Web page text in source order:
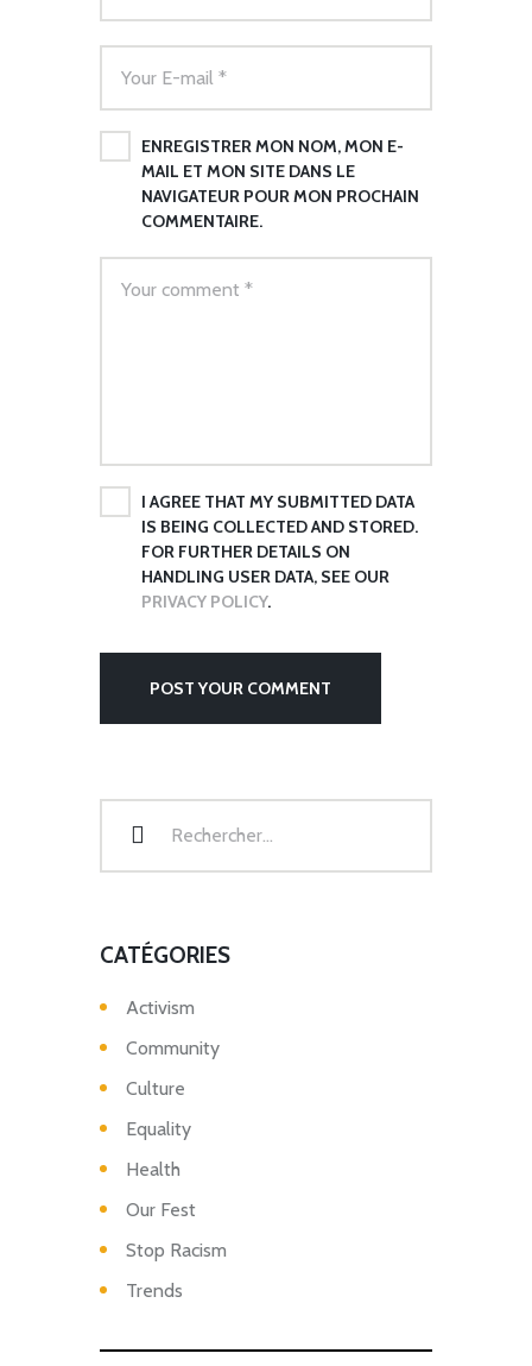
ENREGISTRER MON NOM, MON E-
MAIL ET MON SITE DANS LE
NAVIGATEUR POUR MON PROCHAIN
COMMENTAIRE.
I AGREE THAT MY SUBMITTED DATA
IS BEING COLLECTED AND STORED.
FOR FURTHER DETAILS ON
HANDLING USER DATA, SEE OUR
PRIVACY POLICY.
CATÉGORIES
Activism
Community
Culture
Equality
Health
Our Fest
Stop Racism
Trends